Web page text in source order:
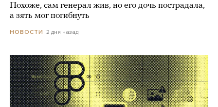
Похоже, сам генерал жив, но его дочь пострадала,
а зять мог погибнуть
НОВОСТИ 2 дня назад